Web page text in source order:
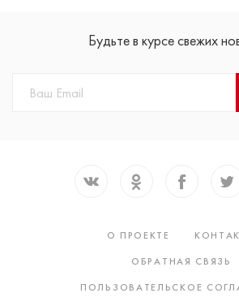
Будьте в курсе свежих
О ПРОЕКТЕ
ОБРАТНАЯ СВЯЗЬ
ПОЛЬЗОВАТЕЛЬСКОЕ